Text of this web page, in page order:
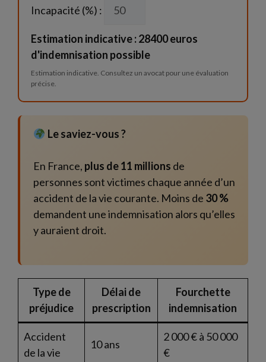
Incapacité (%) :
Estimation indicative : 28400 euros
d'indemnisation possible
Estimation indicative. Consultez un avocat pour une évaluation
précise.
Le saviez-vous ?
En France, plus de 11 millions de
personnes sont victimes chaque année d’un
accident de la vie courante. Moins de 30 %
demandent une indemnisation alors qu’elles
y auraient droit.
Type de
préjudice
Délai de
prescription
Fourchette
indemnisation
Accident
de la vie
10 ans
2 000 € à 50 000
€